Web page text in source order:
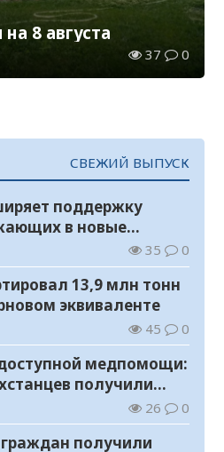
8 августа
37 0
СВЕЖИЙ ВЫПУСК
поддержку
в новые
35 0
13,9 млн тонн
эквиваленте
45 0
медпомощи:
получили
26 0
получили